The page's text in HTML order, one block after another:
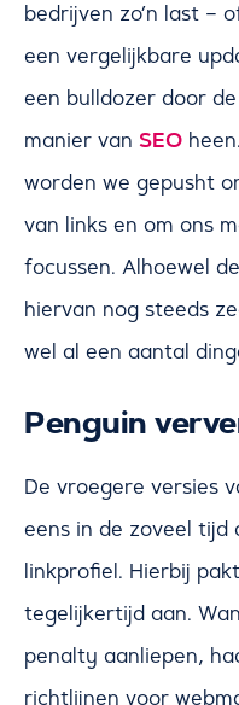
bedrijven zo’n last –
een vergelijkbare
een bulldozer door
manier van SEO
worden we gepusht
van links en om ons
focussen. Alhoewel
hiervan nog steeds
wel al een aantal
Penguin
De vroegere versies
eens in de zoveel tijd
linkprofiel. Hierbij
tegelijkertijd aan.
penalty aanliepen,
richtlijnen voor